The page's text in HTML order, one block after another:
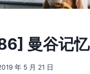
曼谷记忆
年 5 月 21 日